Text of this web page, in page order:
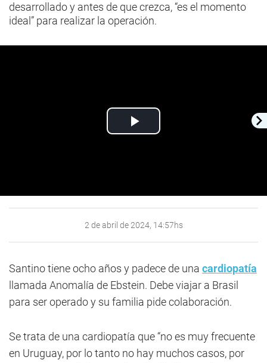
desarrollado y antes de que crezca, “es el momento
ideal” para realizar la operación.
Play
2 de abril de 2024, 14:57hs
Santino tiene ocho años y padece de una cardiopatía
llamada Anomalía de Ebstein. Debe viajar a Brasil
para ser operado y su familia pide colaboración.
Se trata de una cardiopatía que “no es muy frecuente
en Uruguay, por lo tanto no hay muchos casos, por